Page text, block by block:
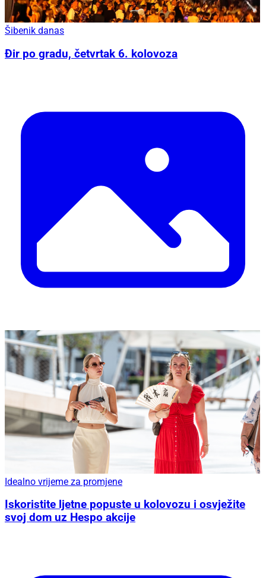
Šibenik danas
Đir po gradu, četvrtak 6. kolovoza
Idealno vrijeme za promjene
Iskoristite ljetne popuste u kolovozu i osvježite
svoj dom uz Hespo akcije